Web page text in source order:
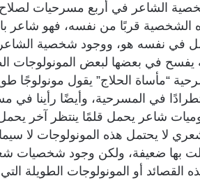
الشاعر في أربع مسرحيات
الشخصية قربًا من نفسه، فهو شاعر
في نفسه هو، ووجود شخصية
يفسح في بعضها لبعض المونولوجات
“مأساة الحلاج” يقول مونولوجًا
في المسرحية، وأيضًا رأينا في
شاعر يحمل قلمًا ينتظر آخر
لا يحتمل هذه المونولوجات لا سيما
بها ضعيفة، ولكن وجود شخصيات
القصائد أو المونولوجات الطويلة